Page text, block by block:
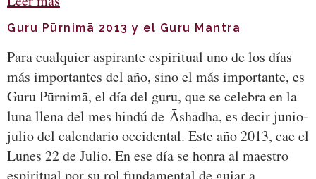
Guru Pūrnimā 2013 y el Guru Mantra
Para cualquier aspirante espiritual uno de los días
más importantes del año, sino el más importante, es
Guru Pūrnimā, el día del guru, que se celebra en la
luna llena del mes hindú de Āshādha, es decir junio-
julio del calendario occidental. Este año 2013, cae el
Lunes 22 de Julio. En ese día se honra al maestro